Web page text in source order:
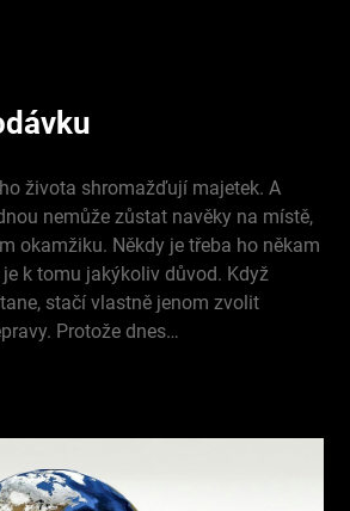
života shromažďují majetek. A
nemůže zůstat navěky na místě,
okamžiku. Někdy je třeba ho někam
k tomu jakýkoliv důvod. Když
stačí vlastně jenom zvolit
Protože dnes…